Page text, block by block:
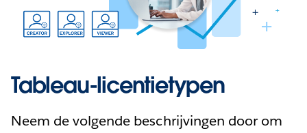
Tableau-licentietypen
Neem de volgende beschrijvingen door om